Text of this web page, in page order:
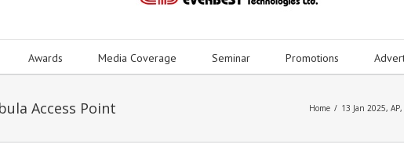
Awards Media Coverage Seminar Promotions
Access Point Home / 13 Jan 2025, AP,